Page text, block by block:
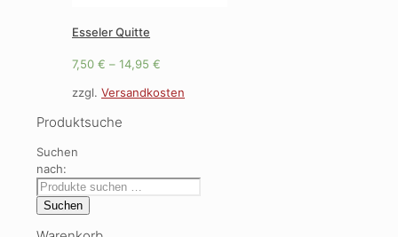
Esseler Quitte
7,50 € – 14,95 €
zzgl. Versandkosten
Produktsuche
Suchen
nach:
Suchen